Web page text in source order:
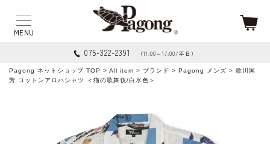
075-322-2391 （11:00～17:00/平日）
Pagong ネットショップ TOP > All item > ブランド > Pagong メンズ > 歌川国
芳 コットンアロハシャツ ＜猫の歌舞伎/白水色＞